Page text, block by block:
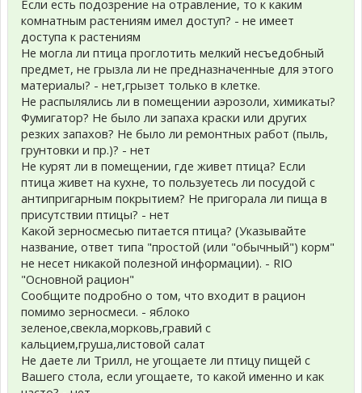
Если есть подозрение на отравление, то к каким
комнатным растениям имел доступ? - не имеет
доступа к растениям
Не могла ли птица проглотить мелкий несъедобный
предмет, не грызла ли не предназначенные для этого
материалы? - нет,грызет только в клетке.
Не распылялись ли в помещении аэрозоли, химикаты?
Фумигатор? Не было ли запаха краски или других
резких запахов? Не было ли ремонтных работ (пыль,
грунтовки и пр.)? - нет
Не курят ли в помещении, где живет птица? Если
птица живет на кухне, то пользуетесь ли посудой с
антипригарным покрытием? Не пригорала ли пища в
присутствии птицы? - нет
Какой зерносмесью питается птица? (Указывайте
название, ответ типа "простой (или "обычный") корм"
не несет никакой полезной информации). - RIO
"Основной рацион"
Сообщите подробно о том, что входит в рацион
помимо зерносмеси. - яблоко
зеленое,свекла,морковь,гравий с
кальцием,груша,листовой салат
Не даете ли Трилл, не угощаете ли птицу пищей с
Вашего стола, если угощаете, то какой именно и как